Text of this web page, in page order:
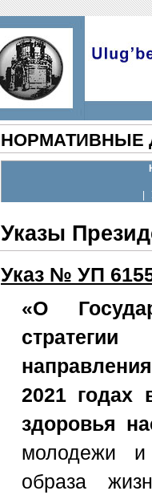
НОРМАТИВНЫЕ
Указы
Указ № УП
«О
2021 годах
здоровья
молодежи и
образа